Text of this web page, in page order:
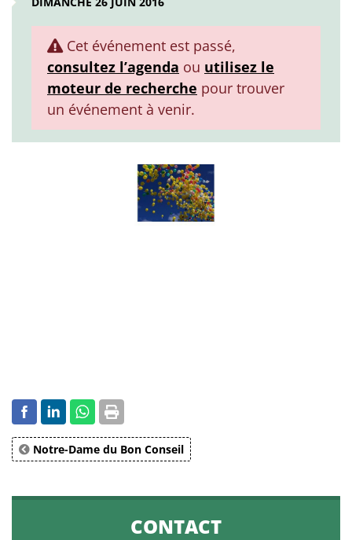
Cet événement est passé,
consultez l’agenda ou utilisez le
moteur de recherche pour trouver
un événement à venir.
Notre-Dame du Bon Conseil
CONTACT